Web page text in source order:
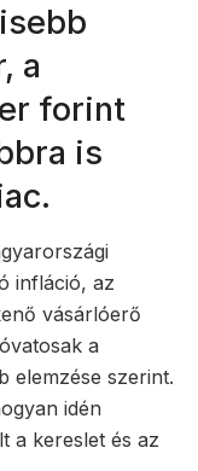
a
forint
is
infláció, az
vásárlóerő
a
elemzése szerint.
idén
a kereslet és az